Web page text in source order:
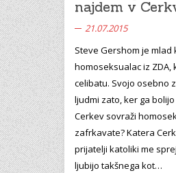
najdem v
21.07.2015
Steve Gershom je mlad
homoseksualac iz ZDA,
celibatu. Svojo osebno
ljudmi zato, ker ga
Cerkev sovraži
zafrkavate? Katera
prijatelji katoliki me
ljubijo takšnega kot…